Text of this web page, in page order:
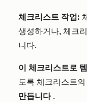
체크리스트 작업:
생성하거나, 체크
니다.
이 체크리스트로
도록 체크리스트의
만듭니다 .